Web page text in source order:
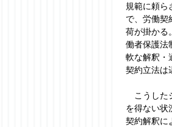
規範に頼ら
で、労働契
荷が掛かる
働者保護法
軟な解釈・
契約立法は
こうした
を得ない状
契約解釈に